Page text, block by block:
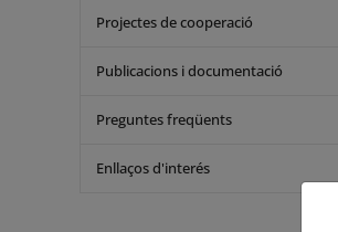
Projectes de cooperació
Publicacions i documentació
Preguntes freqüents
Enllaços d'interés